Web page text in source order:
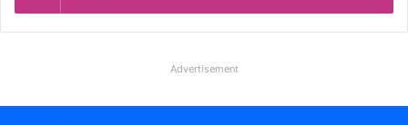
Advertisement